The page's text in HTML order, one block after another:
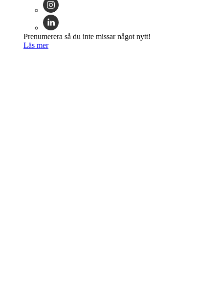
Prenumerera så du inte missar något nytt!
Läs mer